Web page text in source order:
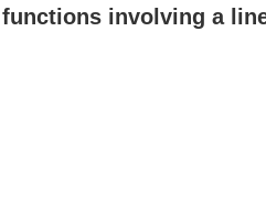
involving a